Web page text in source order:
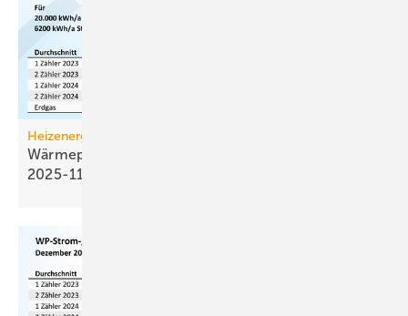
Heizenergiekosten
Wärmepumpen­strom-/Gas­preis-Baro­meter
2025-11